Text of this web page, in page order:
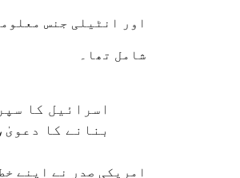
اور انٹیلی جنس
شامل تھا۔
اسرائیل کا
بنانے کا
امریکی صدر نے اپنے